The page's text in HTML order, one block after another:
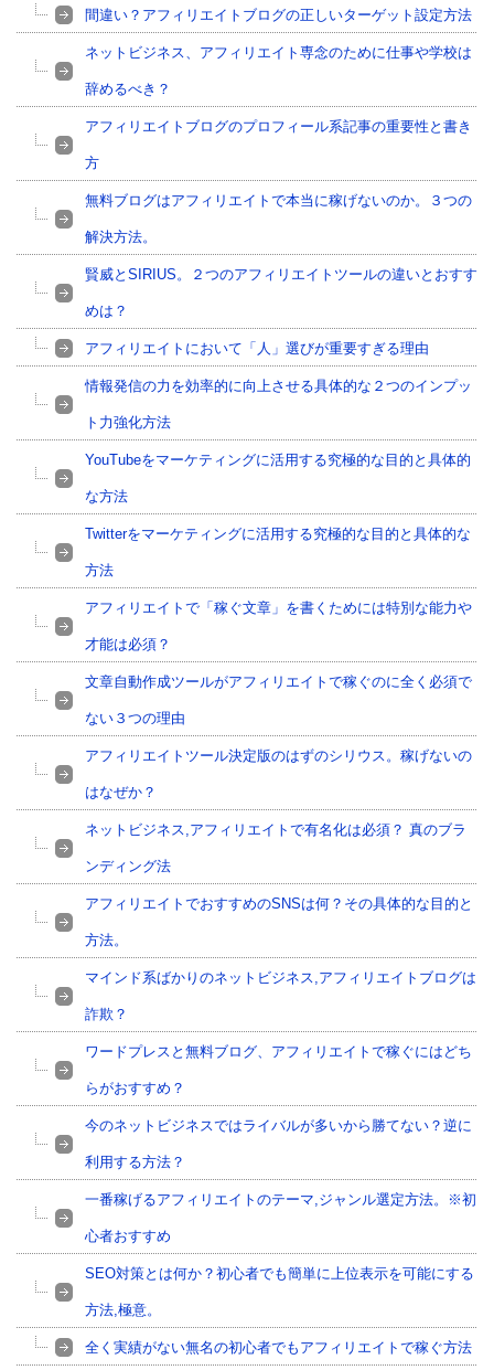
間違い？アフィリエイトブログの正しいターゲット設定方法
ネットビジネス、アフィリエイト専念のために仕事や学校は
辞めるべき？
アフィリエイトブログのプロフィール系記事の重要性と書き
方
無料ブログはアフィリエイトで本当に稼げないのか。３つの
解決方法。
賢威とSIRIUS。２つのアフィリエイトツールの違いとおすす
めは？
アフィリエイトにおいて「人」選びが重要すぎる理由
情報発信の力を効率的に向上させる具体的な２つのインプッ
ト力強化方法
YouTubeをマーケティングに活用する究極的な目的と具体的
な方法
Twitterをマーケティングに活用する究極的な目的と具体的な
方法
アフィリエイトで「稼ぐ文章」を書くためには特別な能力や
才能は必須？
文章自動作成ツールがアフィリエイトで稼ぐのに全く必須で
ない３つの理由
アフィリエイトツール決定版のはずのシリウス。稼げないの
はなぜか？
ネットビジネス,アフィリエイトで有名化は必須？ 真のブラ
ンディング法
アフィリエイトでおすすめのSNSは何？その具体的な目的と
方法。
マインド系ばかりのネットビジネス,アフィリエイトブログは
詐欺？
ワードプレスと無料ブログ、アフィリエイトで稼ぐにはどち
らがおすすめ？
今のネットビジネスではライバルが多いから勝てない？逆に
利用する方法？
一番稼げるアフィリエイトのテーマ,ジャンル選定方法。※初
心者おすすめ
SEO対策とは何か？初心者でも簡単に上位表示を可能にする
方法,極意。
全く実績がない無名の初心者でもアフィリエイトで稼ぐ方法